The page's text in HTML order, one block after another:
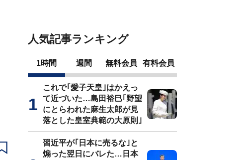
人気記事ランキング
1時間 週間 無料会員 有料会員
これで｢愛子天皇｣はかえっ
て近づいた…島田裕巳｢野望
にとらわれた麻生太郎が見
落とした皇室典範の大原則｣
習近平が｢日本に売るな｣と
煽った翌日にバレた…日本